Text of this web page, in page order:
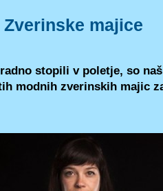
majice
stopili v poletje, so
modnih zverinskih majic